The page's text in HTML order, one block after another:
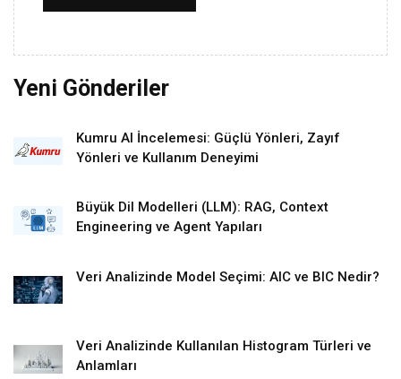
Yeni Gönderiler
Kumru AI İncelemesi: Güçlü Yönleri, Zayıf
Yönleri ve Kullanım Deneyimi
Büyük Dil Modelleri (LLM): RAG, Context
Engineering ve Agent Yapıları
Veri Analizinde Model Seçimi: AIC ve BIC Nedir?
Veri Analizinde Kullanılan Histogram Türleri ve
Anlamları